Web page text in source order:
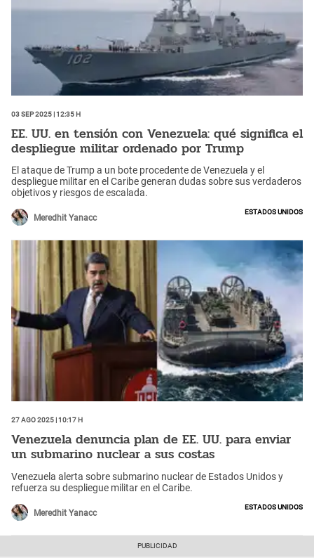
03 Sep 2025 | 12:35 h
EE. UU. en tensión con Venezuela: qué significa el
despliegue militar ordenado por Trump
El ataque de Trump a un bote procedente de Venezuela y el
despliegue militar en el Caribe generan dudas sobre sus verdaderos
objetivos y riesgos de escalada.
Meredhit Yanacc
Estados Unidos
27 Ago 2025 | 10:17 h
Venezuela denuncia plan de EE. UU. para enviar
un submarino nuclear a sus costas
Venezuela alerta sobre submarino nuclear de Estados Unidos y
refuerza su despliegue militar en el Caribe.
Meredhit Yanacc
Estados Unidos